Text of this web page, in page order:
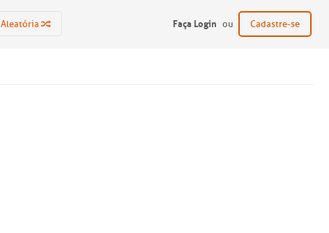
Aleatória Faça Login ou Cadastre-se